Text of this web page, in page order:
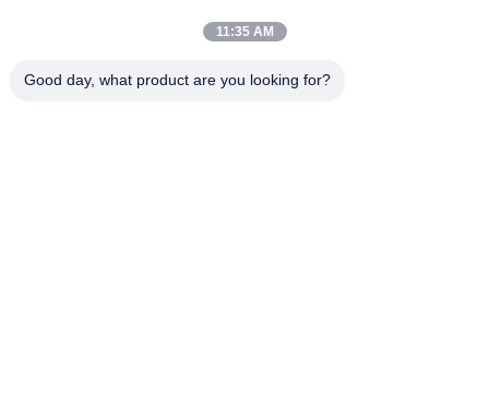
11:35 AM
Good day, what product are you looking for?